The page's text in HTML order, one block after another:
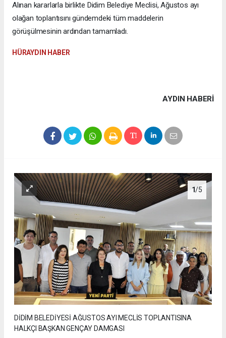
Alınan kararlarla birlikte Didim Belediye Meclisi, Ağustos ayı
olağan toplantısını gündemdeki tüm maddelerin
görüşülmesinin ardından tamamladı.
HÜRAYDIN HABER
AYDIN HABERİ
1/5
DİDİM BELEDİYESİ AĞUSTOS AYI MECLİS TOPLANTISINA
HALKÇI BAŞKAN GENÇAY DAMGASI